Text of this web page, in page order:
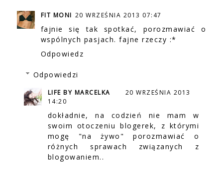
FIT MONI 20 WRZEŚNIA 2013 07:47
fajnie się tak spotkać, porozmawiać o
wspólnych pasjach. fajne rzeczy :*
Odpowiedz
Odpowiedzi
LIFE BY MARCELKA
20 WRZEŚNIA 2013
14:20
dokładnie, na codzień nie mam w
swoim otoczeniu blogerek, z którymi
mogę "na żywo" porozmawiać o
różnych sprawach związanych z
blogowaniem..